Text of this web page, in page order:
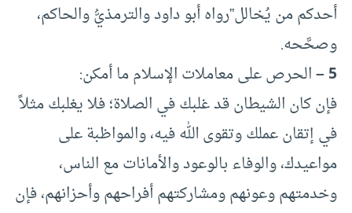
أحدكم من يُخالل”رواه أبو داود والترمذيُّ والحاكم،
وصحَّحه.
5 –
الحرص على معاملات الإسلام ما أمكن:
فإن كان الشيطان قد غلبك في الصلاة؛ فلا يغلبك مثلاً
في إتقان عملك وتقوى الله فيه، والمواظبة على
مواعيدك، والوفاء بالوعود والأمانات مع الناس،
وخدمتهم وعونهم ومشاركتهم أفراحهم وأحزانهم، فإن